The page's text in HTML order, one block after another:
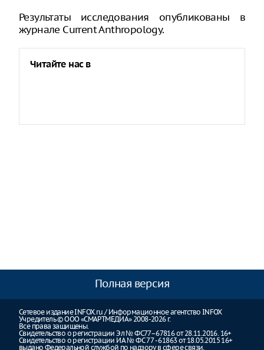
Результаты исследования опубликованы в
журнале Current Anthropology.
Читайте нас в
Полная версия
Сетевое издание INFOX.ru / Информационное агентство INFOX
Учредитель © ООО «СМАРТМЕДИА» 2008-2026 г.
Все права защищены.
Свидетельство о регистрации Эл № ФС77–67816 от 28.11.2016. 16+
Свидетельство о регистрации ИА № ФС 77 - 61863 от 18.05.2015 16+
выдано Федеральной службой по надзору в сфере связи,